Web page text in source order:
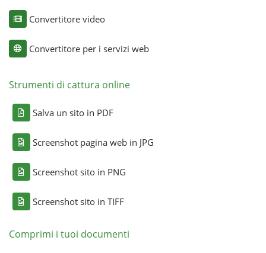
Convertitore video
Convertitore per i servizi web
Strumenti di cattura online
Salva un sito in PDF
Screenshot pagina web in JPG
Screenshot sito in PNG
Screenshot sito in TIFF
Comprimi i tuoi documenti